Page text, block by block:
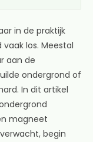
in de praktijk
los. Meestal
aan de
ondergrond of
In dit artikel
magneet
begin